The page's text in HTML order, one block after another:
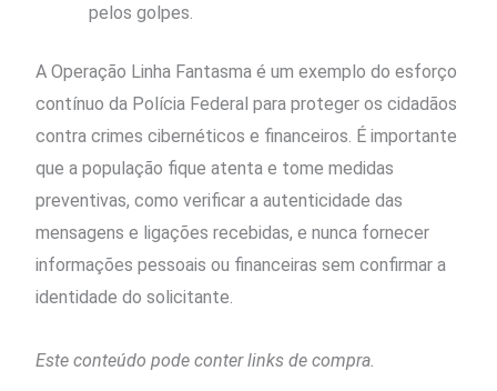
pelos golpes.
A Operação Linha Fantasma é um exemplo do esforço
contínuo da Polícia Federal para proteger os cidadãos
contra crimes cibernéticos e financeiros. É importante
que a população fique atenta e tome medidas
preventivas, como verificar a autenticidade das
mensagens e ligações recebidas, e nunca fornecer
informações pessoais ou financeiras sem confirmar a
identidade do solicitante.
Este conteúdo pode conter links de compra.